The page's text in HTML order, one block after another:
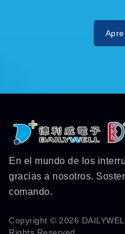
En el mundo de los
gracias a nosotros.
comando.
Copyright © 2026
Rights Reserved.